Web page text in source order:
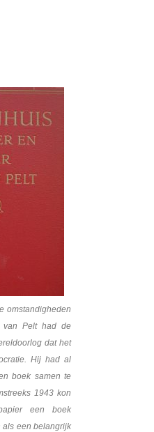
omstandigheden
van Pelt had de
dat het
Hij had al
boek samen te
1943 kon
een boek
als een belangrijk